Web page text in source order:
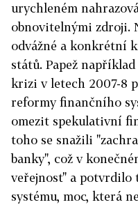
urychleném
obnovitelnými zdroji.
odvážné a konkrétní
států. Papež
krizi v letech 2007-8
reformy finančního
omezit spekulativní
toho se snažili
banky", což v
veřejnost" a potvrdilo
systému, moc, která